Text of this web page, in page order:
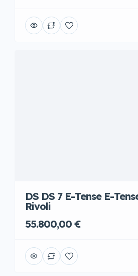
DS DS 7 E-Tense E-
Rivoli
55.800,00 €